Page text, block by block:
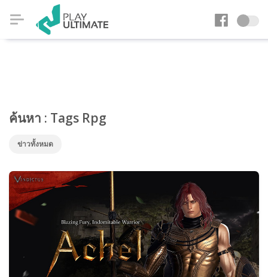
ค้นหา : Tags Rpg
ข่าวทั้งหมด